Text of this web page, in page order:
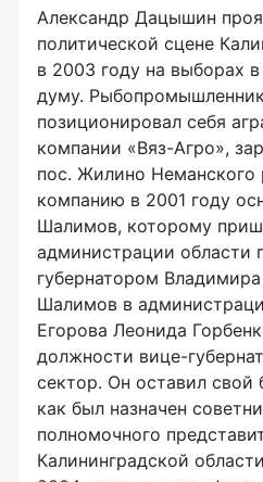
Александр Дацышин
политической сцене
в 2003 году на выборах
думу.
позиционировал себя
компании «Вяз-Агро»,
пос. Жилино Неманского
компанию в 2001 году
Шалимов, которому
администрации области
губернатором
Шалимов в
Егорова Леонида
должности вице-
сектор. Он оставил свой
как был назначен
полномочного
Калининградской